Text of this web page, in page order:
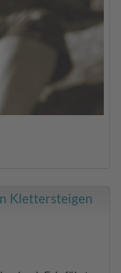
Klettersteigen